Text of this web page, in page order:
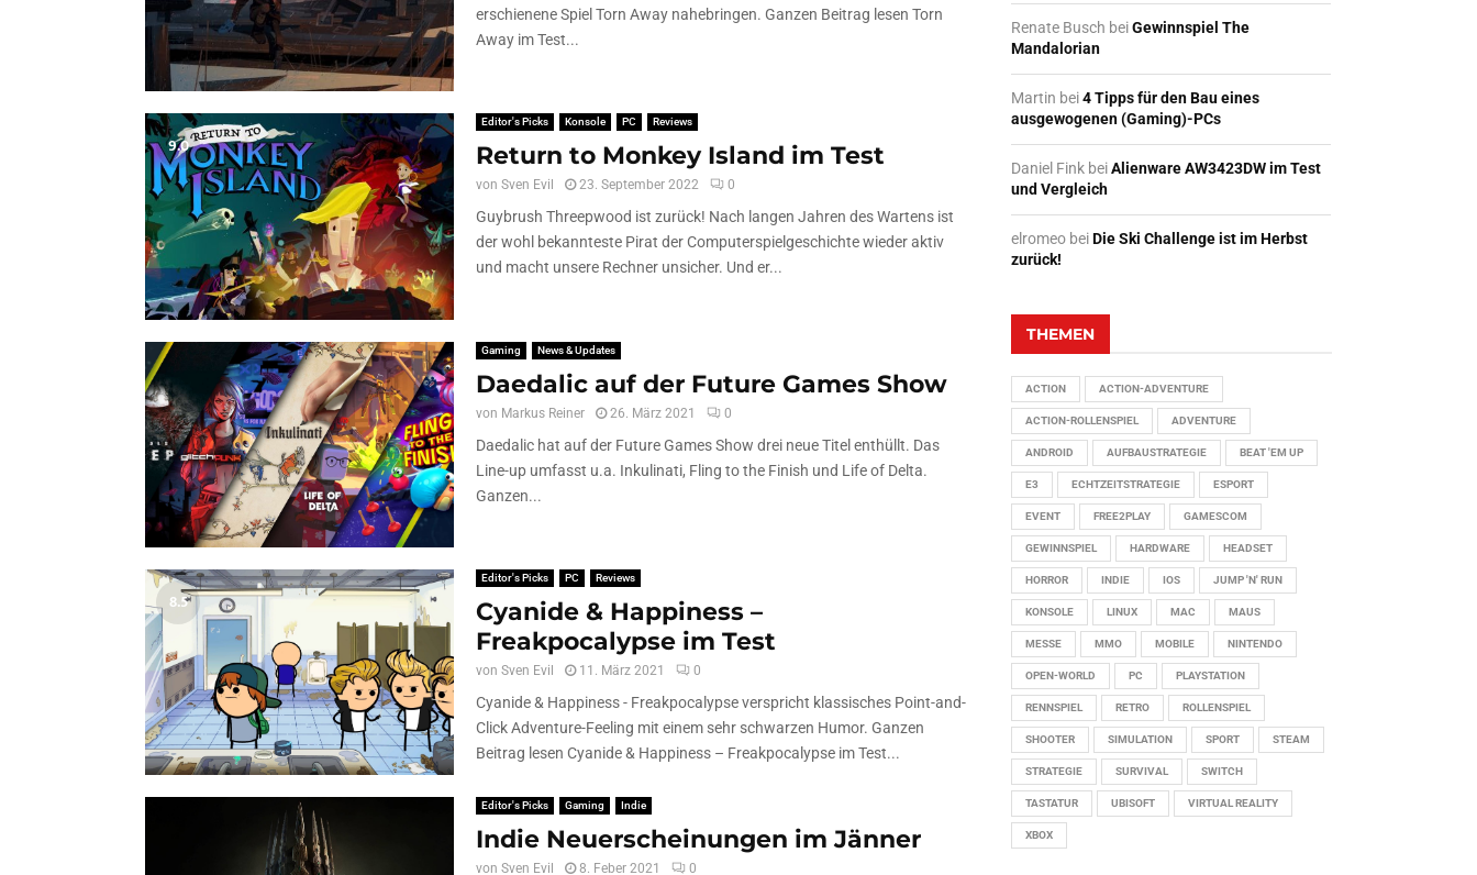
erschienene Spiel Torn Away nahebringen. Ganzen Beitrag lesen Torn
Away im Test...
9.0
Editor's Picks Konsole PC Reviews
Return to Monkey Island im Test
von Sven Evil 23. September 2022 0
Guybrush Threepwood ist zurück! Nach langen Jahren des Wartens ist
der wohl bekannteste Pirat der Computerspielgeschichte wieder aktiv
und macht unsere Rechner unsicher. Und er...
Gaming News & Updates
Daedalic auf der Future Games Show
von Markus Reiner 26. März 2021 0
Daedalic hat auf der Future Games Show drei neue Titel enthüllt. Das
Line-up umfasst u.a. Inkulinati, Fling to the Finish und Life of Delta.
Ganzen...
8.5
Editor's Picks PC Reviews
Cyanide & Happiness –
Freakpocalypse im Test
von Sven Evil 11. März 2021 0
Cyanide & Happiness - Freakpocalypse verspricht klassisches Point-and-
Click Adventure-Feeling mit einem sehr schwarzen Humor. Ganzen
Beitrag lesen Cyanide & Happiness – Freakpocalypse im Test...
Editor's Picks Gaming Indie
Indie Neuerscheinungen im Jänner
von Sven Evil 8. Feber 2021 0
Renate Busch beiGewinnspiel The
Mandalorian
Martin bei4 Tipps für den Bau eines
ausgewogenen (Gaming)-PCs
Daniel Fink beiAlienware AW3423DW im Test
und Vergleich
elromeo beiDie Ski Challenge ist im Herbst
zurück!
THEMEN
ACTION ACTION-ADVENTURE
ACTION-ROLLENSPIEL ADVENTURE
ANDROID AUFBAUSTRATEGIE BEAT 'EM UP
E3 ECHTZEITSTRATEGIE ESPORT
EVENT FREE2PLAY GAMESCOM
GEWINNSPIEL HARDWARE HEADSET
HORROR INDIE IOS JUMP 'N' RUN
KONSOLE LINUX MAC MAUS
MESSE MMO MOBILE NINTENDO
OPEN-WORLD PC PLAYSTATION
RENNSPIEL RETRO ROLLENSPIEL
SHOOTER SIMULATION SPORT STEAM
STRATEGIE SURVIVAL SWITCH
TASTATUR UBISOFT VIRTUAL REALITY
XBOX